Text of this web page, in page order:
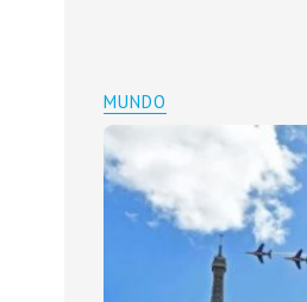
MUNDO